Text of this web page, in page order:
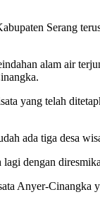
Serang
alam air
yang telah
ada tiga desa
dengan
Anyer-